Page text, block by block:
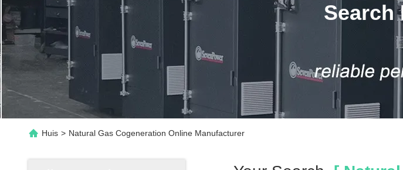
Search
Huis > Natural Gas Cogeneration Online Manufacturer